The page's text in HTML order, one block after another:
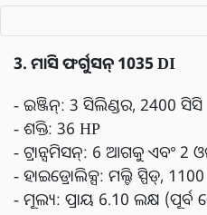
3. ମାସି ଫର୍ଗୁସନ୍ 1035 DI
- ଇଞ୍ଜିନ୍: 3 ସିଲିଣ୍ଡର, 2400 ସିସି
- ଶକ୍ତି: 36 HP
- ଟ୍ରାନ୍ସମିସନ୍: 6 ଆଗକୁ ଏବଂ 2
- ହାଇଡ୍ରୋଲିକ୍ସ: ମଲ୍ଟି ସ୍ପିଡ୍,
- ମୂଲ୍ୟ: ପ୍ରାୟ 6.10 ଲକ୍ଷ (ପୂର୍ବ